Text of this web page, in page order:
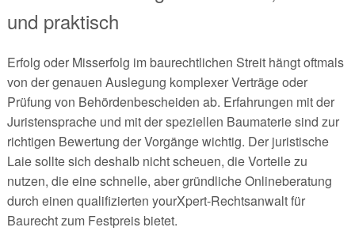
und praktisch
Erfolg oder Misserfolg im baurechtlichen Streit hängt oftmals
von der genauen Auslegung komplexer Verträge oder
Prüfung von Behördenbescheiden ab. Erfahrungen mit der
Juristensprache und mit der speziellen Baumaterie sind zur
richtigen Bewertung der Vorgänge wichtig. Der juristische
Laie sollte sich deshalb nicht scheuen, die Vorteile zu
nutzen, die eine schnelle, aber gründliche Onlineberatung
durch einen qualifizierten yourXpert-Rechtsanwalt für
Baurecht zum Festpreis bietet.